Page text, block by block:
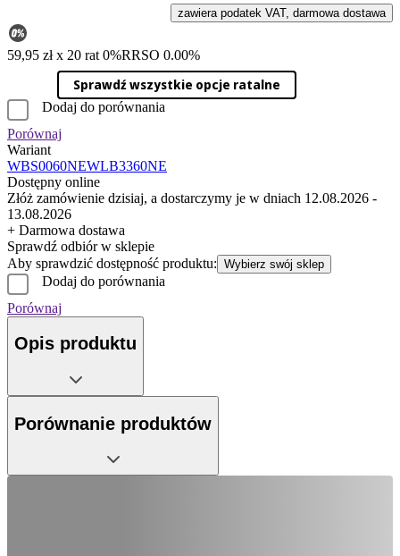
zawiera podatek VAT, darmowa dostawa
59,95 zł x 20 rat 0%RRSO 0.00%
Sprawdź wszystkie opcje ratalne
Dodaj do porównania
Porównaj
Wariant
WBS0060NEWLB3360NE
Dostępny online
Złóż zamówienie dzisiaj, a dostarczymy je w dniach 12.08.2026 -
13.08.2026
+ Darmowa dostawa
Sprawdź odbiór w sklepie
Aby sprawdzić dostępność produktu: Wybierz swój sklep
Dodaj do porównania
Porównaj
Opis produktu
Porównanie produktów